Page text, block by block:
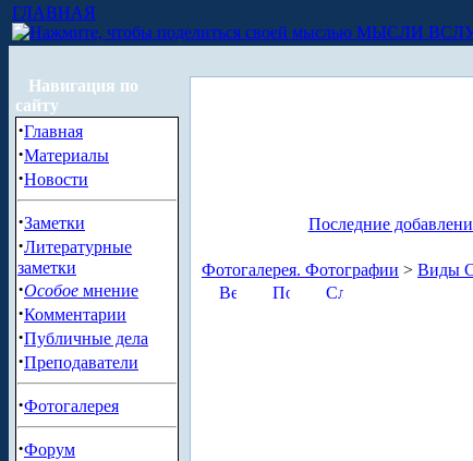
ГЛАВНАЯ
МЫСЛИ
Навигация по
сайту
·Главная
·Материалы
·Новости
·Заметки
·Литературные
заметки
·Особое мнение
·Комментарии
·Публичные дела
·Преподаватели
·Фотогалерея
·Форум
Последние
Фотогалерея. Фотографии > Виды